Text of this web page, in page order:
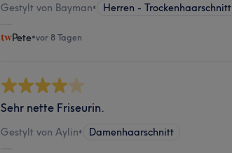
Gestylt von Bayman• Herren - Trockenhaarschnitt
Pete•vor 8 Tagen
Sehr nette Friseurin.
Gestylt von Aylin• Damenhaarschnitt